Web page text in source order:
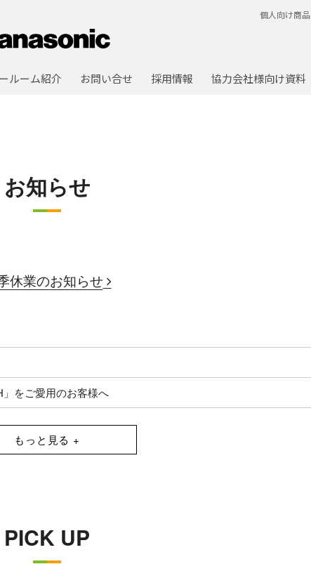
ルーム紹介 お問い合せ 採用情報 協力会社様向け資料
個人向け商品
お知らせ
休業のお知らせ
をご愛用のお客様へ
について
PICK UP